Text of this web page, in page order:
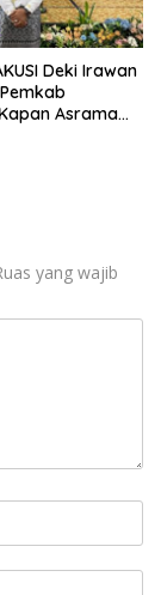
Deki Irawan
Asrama
yang wajib